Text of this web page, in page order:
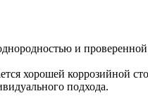
и проверенной
хорошей коррозийной
подхода.